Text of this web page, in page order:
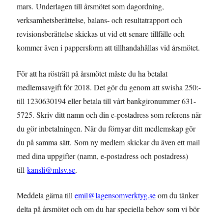
mars. Underlagen till årsmötet som dagordning,
verksamhetsberättelse, balans- och resultatrapport och
revisionsberättelse skickas ut vid ett senare tillfälle och
kommer även i pappersform att tillhandahållas vid årsmötet.
För att ha rösträtt på årsmötet måste du ha betalat
medlemsavgift för 2018. Det gör du genom att swisha 250:-
till 1230630194 eller betala till vårt bankgironummer 631-
5725. Skriv ditt namn och din e-postadress som referens när
du gör inbetalningen. När du förnyar ditt medlemskap gör
du på samma sätt. Som ny medlem skickar du även ett mail
med dina uppgifter (namn, e-postadress och postadress)
tillkansli@mlsv.se.
Meddela gärna tillemil@lagensomverktyg.seom du tänker
delta på årsmötet och om du har speciella behov som vi bör